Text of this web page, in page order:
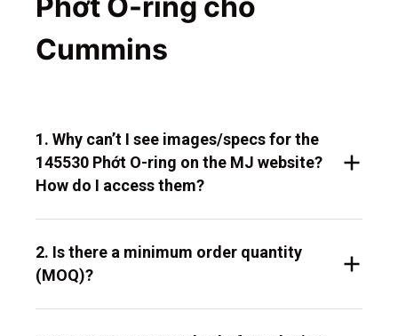
Cummins
1. Why can’t I see images/specs for the
145530 Phớt O-ring on the MJ website?
How do I access them?
2. Is there a minimum order quantity
(MOQ)?